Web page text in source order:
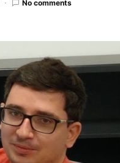
No comments